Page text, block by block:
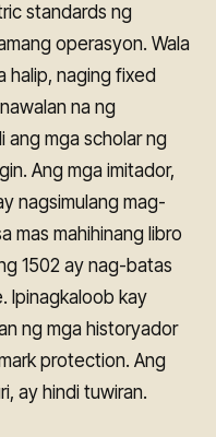
standards ng
operasyon. Wala
halip, naging fixed
na ng
ang mga scholar ng
Ang mga imitador,
nagsimulang mag-
mas mahihinang libro
1502 ay nag-batas
Ipinagkaloob kay
ng mga historyador
protection. Ang
ay hindi tuwiran.